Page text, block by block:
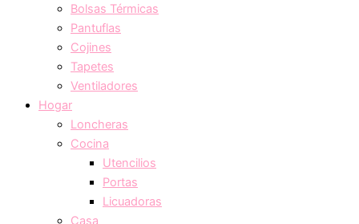
Bolsas Térmicas
Pantuflas
Cojines
Tapetes
Ventiladores
Hogar
Loncheras
Cocina
Utencilios
Portas
Licuadoras
Casa